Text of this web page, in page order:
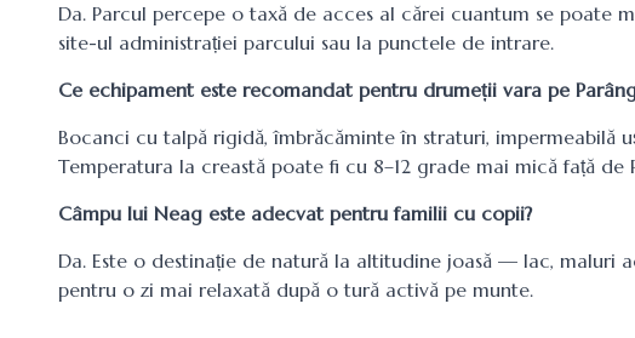
Da. Parcul percepe o taxă de acces al cărei cuantum se poate
site-ul administrației parcului sau la punctele de intrare.
Ce echipament este recomandat pentru drumeții vara pe
Bocanci cu talpă rigidă, îmbrăcăminte în straturi, impermeabilă
Temperatura la creastă poate fi cu 8–12 grade mai mică față de
Câmpu lui Neag este adecvat pentru familii cu copii?
Da. Este o destinație de natură la altitudine joasă — lac,
pentru o zi mai relaxată după o tură activă pe munte.